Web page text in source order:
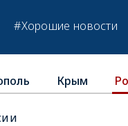
#Хорошие новости
Крым